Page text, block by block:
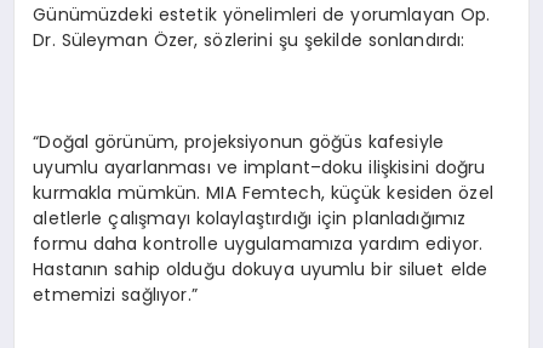
Günümüzdeki estetik yönelimleri de yorumlayan Op.
Dr. Süleyman Özer, sözlerini şu şekilde sonlandırdı:
“Doğal görünüm, projeksiyonun göğüs kafesiyle
uyumlu ayarlanması ve implant–doku ilişkisini doğru
kurmakla mümkün. MIA Femtech, küçük kesiden özel
aletlerle çalışmayı kolaylaştırdığı için planladığımız
formu daha kontrolle uygulamamıza yardım ediyor.
Hastanın sahip olduğu dokuya uyumlu bir siluet elde
etmemizi sağlıyor.”